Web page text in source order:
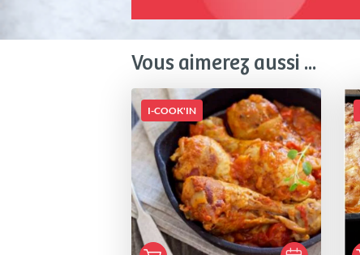
Vous aimerez aussi ...
I-COOK'IN